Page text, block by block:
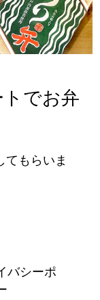
でお弁
てもらいま
バシーポ